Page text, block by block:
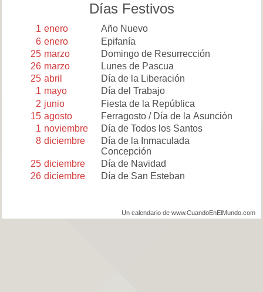
Días Festivos
1 enero
Año Nuevo
6 enero
Epifanía
25 marzo
Domingo de Resurrección
26 marzo
Lunes de Pascua
25 abril
Día de la Liberación
1 mayo
Día del Trabajo
2 junio
Fiesta de la República
15 agosto
Ferragosto / Día de la Asunción
1 noviembre
Día de Todos los Santos
8 diciembre
Día de la Inmaculada
Concepción
25 diciembre
Día de Navidad
26 diciembre Día de San Esteban
Un calendario de www.CuandoEnElMundo.com